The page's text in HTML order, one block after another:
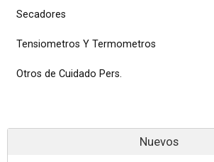
Secadores
Tensiometros Y Termometros
Otros de Cuidado Pers.
Nuevos